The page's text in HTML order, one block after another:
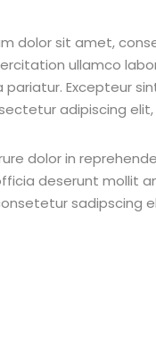
dolor sit amet,
ullamco
pariatur. Excepteur
adipiscing
dolor in
deserunt mollit
sadipscing